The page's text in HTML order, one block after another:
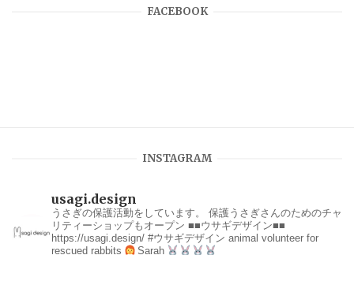
FACEBOOK
INSTAGRAM
usagi.design
うさぎの保護活動をしています。
保護うさぎさんのためのチャ
リティーショップもオープン ■■ウサギデザイン■■
https://usagi.design/ #ウサギデザイン animal volunteer for
rescued rabbits
Sarah